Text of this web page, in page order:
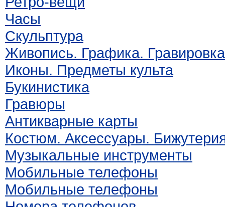
Часы
Скульптура
Живопись. Графика. Гравировка
Иконы. Предметы культа
Букинистика
Гравюры
Антикварные карты
Костюм. Аксессуары.
Музыкальные инструменты
Мобильные телефоны
Мобильные телефоны